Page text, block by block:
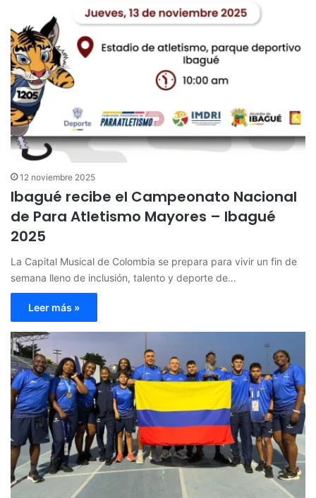
12 noviembre 2025
Ibagué recibe el Campeonato Nacional
de Para Atletismo Mayores – Ibagué
2025
La Capital Musical de Colombia se prepara para vivir un fin de
semana lleno de inclusión, talento y deporte de…
Leer más »